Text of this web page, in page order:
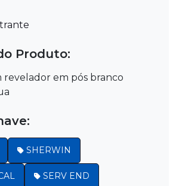
Produto:
revelador em pós branco
SHERWIN
SERV END